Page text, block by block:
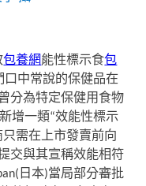
包養網能性標示食包
口中常說的保健品在
分為特定保健用食物
增一類“效能性標示
需在上市發賣前向
交與其宣稱效能相符
日本)當局部分審批